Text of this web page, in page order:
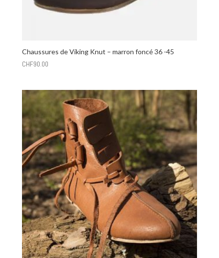
Chaussures de Viking Knut – marron foncé 36 -45
CHF90.00